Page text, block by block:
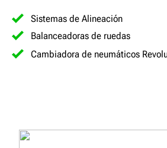
Sistemas de Alineación
Balanceadoras de ruedas
Cambiadora de neumáticos